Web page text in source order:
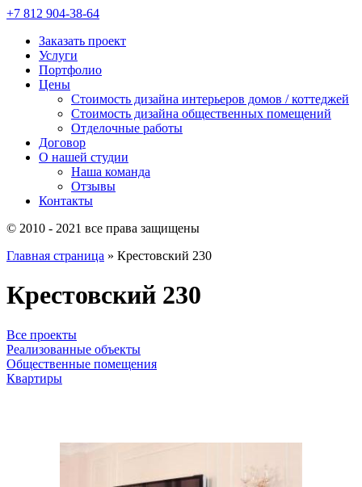
+7 812 904-38-64
Заказать проект
Услуги
Портфолио
Цены
Стоимость дизайна интерьеров домов / коттеджей
Стоимость дизайна общественных помещений
Отделочные работы
Договор
О нашей студии
Наша команда
Отзывы
Контакты
© 2010 - 2021 все права защищены
Главная страница » Крестовский 230
Крестовский 230
Все проекты
Реализованные объекты
Общественные помещения
Квартиры